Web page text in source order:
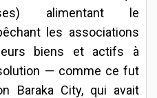
alimentant le
les associations
biens et actifs à
— comme ce fut
Baraka City, qui avait